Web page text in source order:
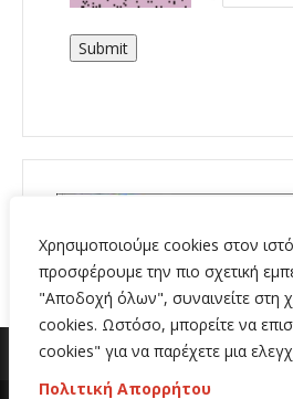
Χρησιμοποιούμε cookies στον
προσφέρουμε την πιο σχετική
"Αποδοχή όλων", συναινείτε στη
cookies. Ωστόσο, μπορείτε να
cookies" για να παρέχετε μια
Πολιτική Απορρήτου
Submit